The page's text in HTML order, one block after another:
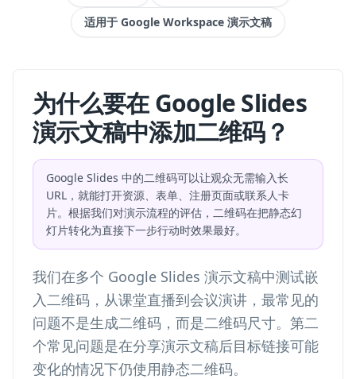
适用于 Google Workspace 演示文稿
为什么要在 Google Slides
演示文稿中添加二维码？
Google Slides 中的二维码可以让观众无需输入长
URL，就能打开资源、表单、注册页面或联系人卡
片。根据我们对演示流程的评估，二维码在把静态幻
灯片转化为直接下一步行动时效果最好。
我们在多个 Google Slides 演示文稿中测试嵌
入二维码，从课堂直播到会议演讲，最常见的
问题不是生成二维码，而是二维码尺寸。第二
个常见问题是在分享演示文稿后目标链接可能
变化的情况下仍使用静态二维码。